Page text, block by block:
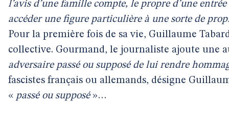
l’avis d’une famille compte, le propre d’une
accéder une figure particulière à une sorte de
Pour la première fois de sa vie, Guillaume
collective. Gourmand, le journaliste ajoute une
adversaire passé ou supposé de lui rendre
fascistes français ou allemands, désigne
« passé ou supposé»…